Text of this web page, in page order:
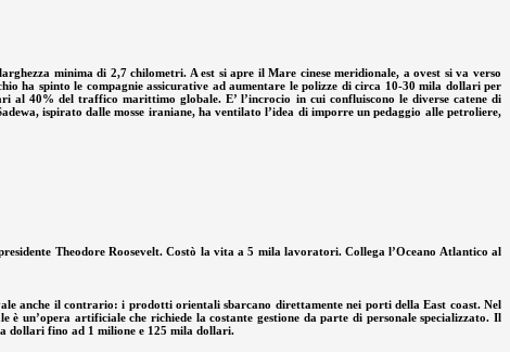
minima di 2,7 chilometri. A est si apre il Mare cinese meridionale, a ovest si va verso
ha spinto le compagnie assicurative ad aumentare le polizze di circa 10-30 mila dollari per
al 40% del traffico marittimo globale. E’ l’incrocio in cui confluiscono le diverse catene di
ispirato dalle mosse iraniane, ha ventilato l’idea di imporre un pedaggio alle petroliere,
Theodore Roosevelt. Costò la vita a 5 mila lavoratori. Collega l’Oceano Atlantico al
anche il contrario: i prodotti orientali sbarcano direttamente nei porti della East coast. Nel
un’opera artificiale che richiede la costante gestione da parte di personale specializzato. Il
dollari fino ad 1 milione e 125 mila dollari.